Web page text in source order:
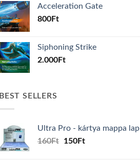
Acceleration Gate
800Ft
Siphoning Strike
2.000Ft
BEST SELLERS
Ultra Pro - kártya mappa lap
160Ft
Original
150FtCurrent